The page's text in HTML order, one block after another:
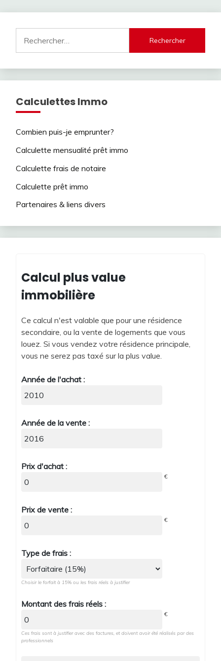
Calculettes Immo
Combien puis-je emprunter?
Calculette mensualité prêt immo
Calculette frais de notaire
Calculette prêt immo
Partenaires & liens divers
Calcul plus value
immobilière
Ce calcul n'est valable que pour une résidence
secondaire, ou la vente de logements que vous
louez. Si vous vendez votre résidence principale,
vous ne serez pas taxé sur la plus value.
Année de l'achat :
Année de la vente :
Prix d'achat :
€
Prix de vente :
€
Type de frais :
Choisir le forfait à 15% ou les frais réels à justifier
Montant des frais réels :
€
Ces frais sont à justifier avec des factures, et doivent avoir été réalisés par des
professionnels